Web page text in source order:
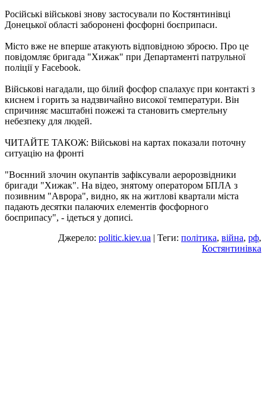
Російські військові знову застосували по Костянтинівці
Донецької області заборонені фосфорні боєприпаси.
Місто вже не вперше атакують відповідною зброєю. Про це
повідомляє бригада "Хижак" при Департаменті патрульної
поліції у Facebook.
Військові нагадали, що білий фосфор спалахує при контакті з
киснем і горить за надзвичайно високої температури. Він
спричиняє масштабні пожежі та становить смертельну
небезпеку для людей.
ЧИТАЙТЕ ТАКОЖ: Військові на картах показали поточну
ситуацію на фронті
"Воєнний злочин окупантів зафіксували аеророзвідники
бригади "Хижак". На відео, знятому оператором БПЛА з
позивним "Аврора", видно, як на житлові квартали міста
падають десятки палаючих елементів фосфорного
боєприпасу", - ідеться у дописі.
Джерело: politic.kiev.ua | Теги: політика, війна, рф,
Костянтинівка